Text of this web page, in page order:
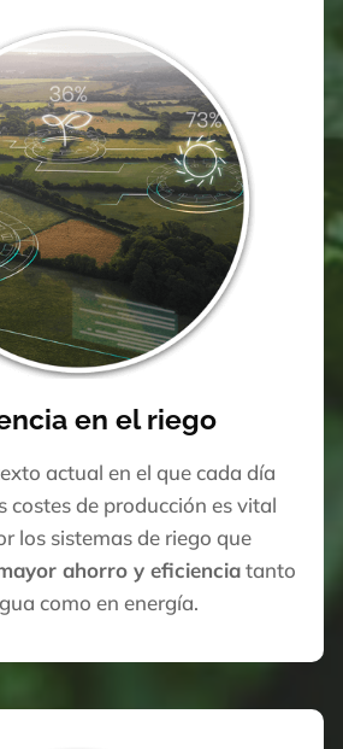
en el riego
actual en el que cada día
costes de producción es vital
los sistemas de riego que
ahorro y eficienciatanto
como en energía.